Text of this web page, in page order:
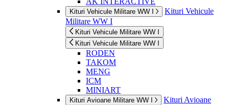
Kituri Vehicule Militare WW I
Kituri Vehicule
Militare WW I
Kituri Vehicule Militare WW I
Kituri Vehicule Militare WW I
RODEN
TAKOM
MENG
ICM
MINIART
Kituri Avioane Militare WW I
Kituri Avioane